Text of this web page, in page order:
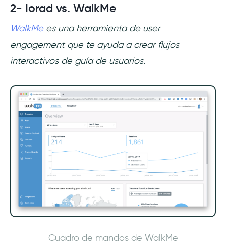
2- Iorad vs. WalkMe
WalkMe es una herramienta de user
engagement que te ayuda a crear flujos
interactivos de guía de usuarios.
Cuadro de mandos de WalkMe